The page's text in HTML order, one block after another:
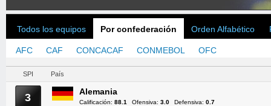
Todos los equipos Por confederación Orden Alfabético
AFC CAF CONCACAF CONMEBOL OFC
SPI País
3 Alemania
Calificación: 88.1 Ofensiva: 3.0 Defensiva: 0.7